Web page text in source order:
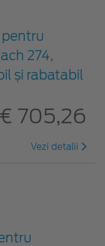
274,
și rabatabil
€ 705,26
Vezi detalii